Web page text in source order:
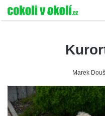
Marek